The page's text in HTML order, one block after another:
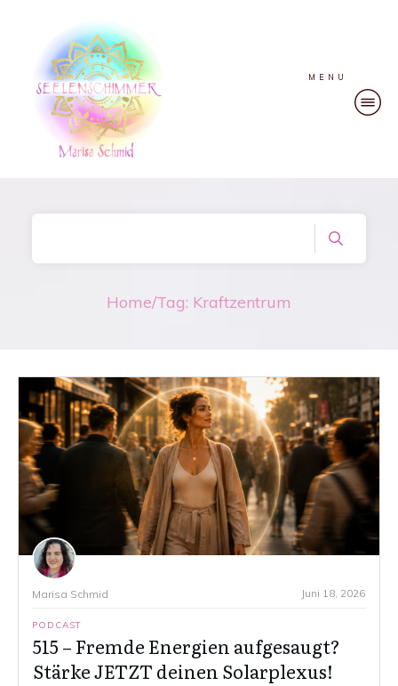
MENU
Home/Tag: Kraftzentrum
Marisa Schmid Juni 18, 2026
PODCAST
515 – Fremde Energien aufgesaugt?
Stärke JETZT deinen Solarplexus!